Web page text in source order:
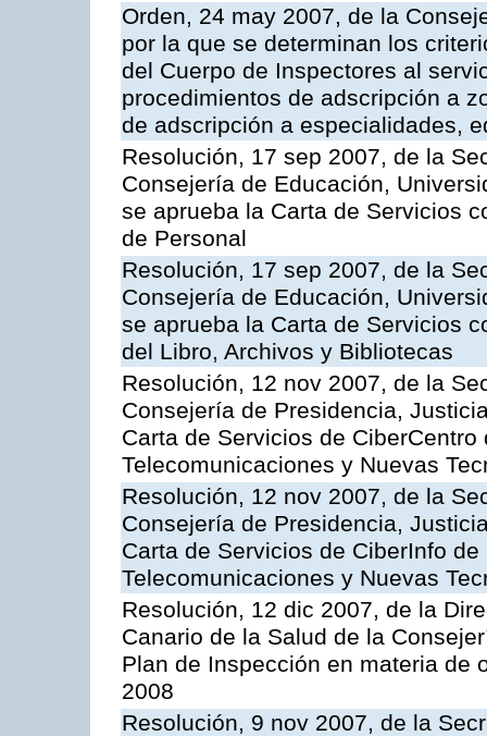
Orden, 24 may 2007, de la
por la que se determinan los
del Cuerpo de Inspectores al
procedimientos de adscripción a
de adscripción a especialidades,
Resolución, 17 sep 2007, de la
Consejería de Educación,
se aprueba la Carta de Servicios
de Personal
Resolución, 17 sep 2007, de la
Consejería de Educación,
se aprueba la Carta de Servicios
del Libro, Archivos y Bibliotecas
Resolución, 12 nov 2007, de la
Consejería de Presidencia,
Carta de Servicios de
Telecomunicaciones y Nuevas
Resolución, 12 nov 2007, de la
Consejería de Presidencia,
Carta de Servicios de CiberInfo
Telecomunicaciones y Nuevas
Resolución, 12 dic 2007, de la
Canario de la Salud de la
Plan de Inspección en materia de
2008
Resolución, 9 nov 2007, de la